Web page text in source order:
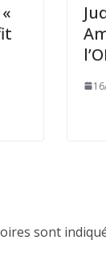
sont